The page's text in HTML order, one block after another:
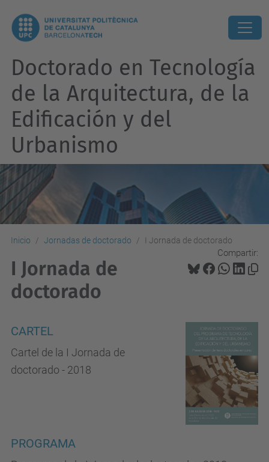
Doctorado en Tecnología
de la Arquitectura, de la
Edificación y del
Urbanismo
Inicio Jornadas de doctorado I Jornada de doctorado
Compartir:
I Jornada de
doctorado
CARTEL
Cartel de la I Jornada de
doctorado - 2018
PROGRAMA